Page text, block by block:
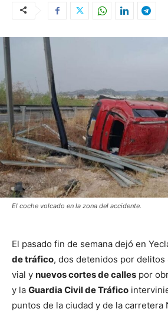
El coche volcado en la zona del accidente.
El pasado fin de semana dejó en
de tráfico, dos detenidos por delitos
vial y nuevos cortes de calles por
y la Guardia Civil de Tráfico
puntos de la ciudad y de la carretera